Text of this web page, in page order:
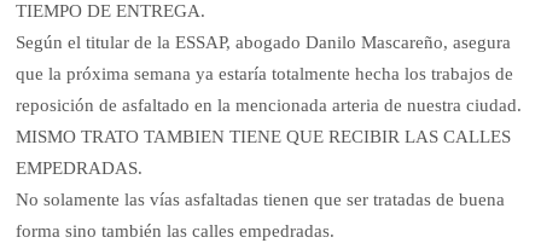
TIEMPO DE ENTREGA.
Según el titular de la ESSAP, abogado Danilo Mascareño, asegura
que la próxima semana ya estaría totalmente hecha los trabajos de
reposición de asfaltado en la mencionada arteria de nuestra ciudad.
MISMO TRATO TAMBIEN TIENE QUE RECIBIR LAS CALLES
EMPEDRADAS.
No solamente las vías asfaltadas tienen que ser tratadas de buena
forma sino también las calles empedradas.